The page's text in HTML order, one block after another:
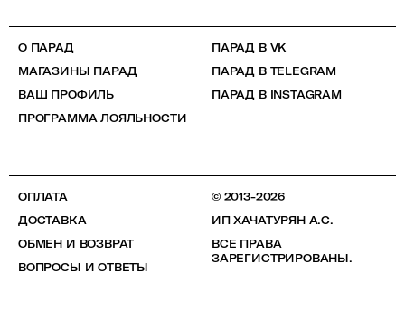
О ПАРАД
МАГАЗИНЫ ПАРАД
ВАШ ПРОФИЛЬ
ПРОГРАММА ЛОЯЛЬНОСТИ
ПАРАД В VK
ПАРАД В TELEGRAM
ПАРАД В INSTAGRAM
ОПЛАТА
ДОСТАВКА
ОБМЕН И ВОЗВРАТ
ВОПРОСЫ И ОТВЕТЫ
© 2013-2026
ИП ХАЧАТУРЯН А.С.
ВСЕ ПРАВА
ЗАРЕГИСТРИРОВАНЫ.